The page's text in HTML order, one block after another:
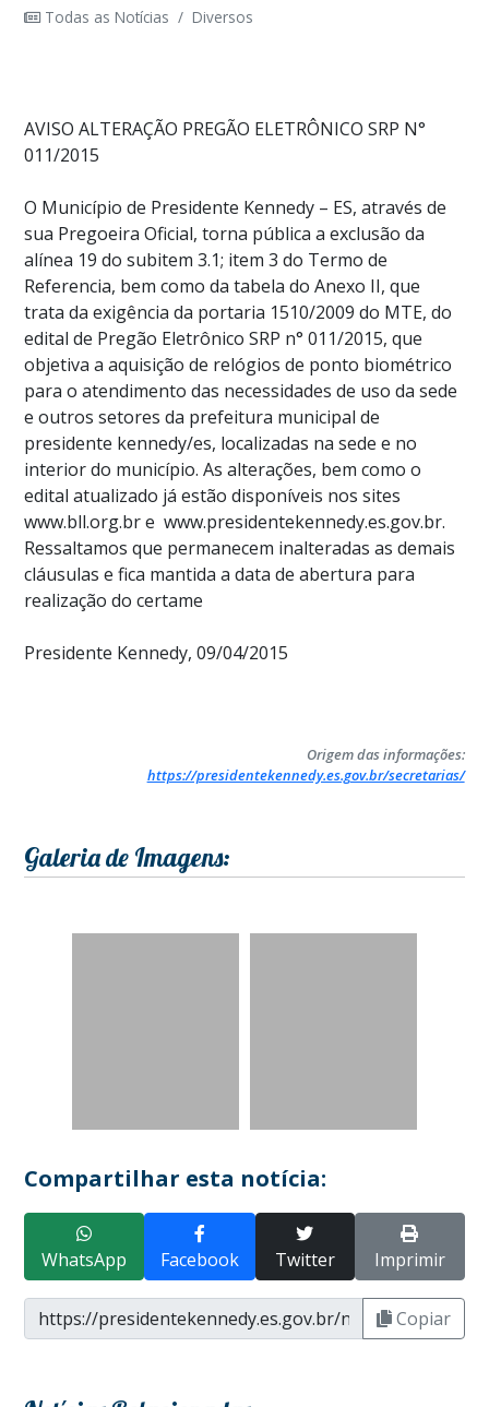
Todas as Notícias / Diversos
AVISO ALTERAÇÃO PREGÃO ELETRÔNICO SRP N°
011/2015
O Município de Presidente Kennedy – ES, através de
sua Pregoeira Oficial, torna pública a exclusão da
alínea 19 do subitem 3.1; item 3 do Termo de
Referencia, bem como da tabela do Anexo II, que
trata da exigência da portaria 1510/2009 do MTE, do
edital de Pregão Eletrônico SRP n° 011/2015, que
objetiva a aquisição de relógios de ponto biométrico
para o atendimento das necessidades de uso da sede
e outros setores da prefeitura municipal de
presidente kennedy/es, localizadas na sede e no
interior do município. As alterações, bem como o
edital atualizado já estão disponíveis nos sites
www.bll.org.br e www.presidentekennedy.es.gov.br.
Ressaltamos que permanecem inalteradas as demais
cláusulas e fica mantida a data de abertura para
realização do certame
Presidente Kennedy, 09/04/2015
Origem das informações:
https://presidentekennedy.es.gov.br/secretarias/
Galeria de Imagens:
Compartilhar esta notícia:
WhatsApp Facebook Twitter Imprimir
Copiar